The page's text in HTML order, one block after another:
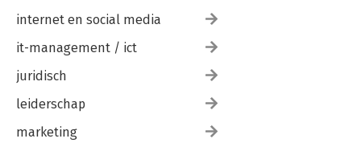
internet en social media
it-management / ict
juridisch
leiderschap
marketing